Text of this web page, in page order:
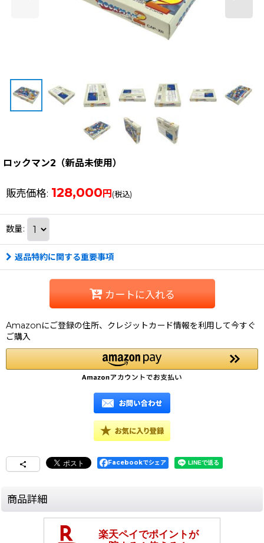
ロックマン2（新品未使用）
販売価格: 128,000 円 (税込)
数量:
返品特約に関する重要事項
カートに入れる
Amazonにご登録の住所、クレジットカード情報を利用して今すぐ
ご購入
Facebookでシェア
商品詳細